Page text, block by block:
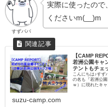
すずパパ
実際に使ったので
くださいm(__)m
【CAMP
若洲公園キャ
テントもチェ
こんにちは♪すず
の名も『若洲公
ｗ）に現れたキ
suzu-camp.com